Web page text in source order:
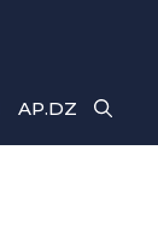
AP.DZ